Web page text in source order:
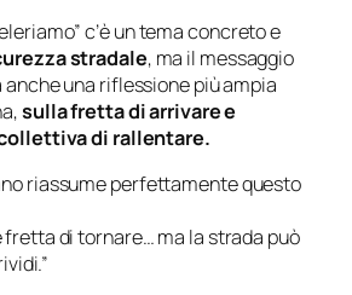
c’è un tema concreto e
stradale, ma il messaggio
una riflessione più ampia
sulla fretta di arrivare e
di rallentare.
riassume perfettamente questo
fretta di tornare… ma la strada può